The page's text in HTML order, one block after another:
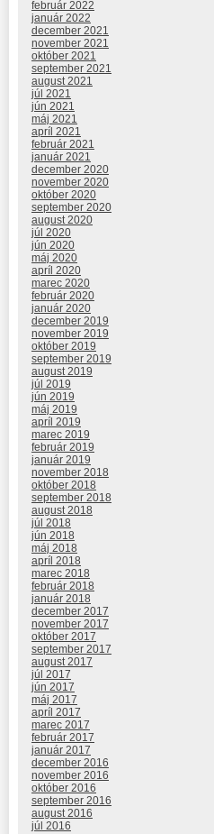
február 2022
január 2022
december 2021
november 2021
október 2021
september 2021
august 2021
júl 2021
jún 2021
máj 2021
apríl 2021
február 2021
január 2021
december 2020
november 2020
október 2020
september 2020
august 2020
júl 2020
jún 2020
máj 2020
apríl 2020
marec 2020
február 2020
január 2020
december 2019
november 2019
október 2019
september 2019
august 2019
júl 2019
jún 2019
máj 2019
apríl 2019
marec 2019
február 2019
január 2019
november 2018
október 2018
september 2018
august 2018
júl 2018
jún 2018
máj 2018
apríl 2018
marec 2018
február 2018
január 2018
december 2017
november 2017
október 2017
september 2017
august 2017
júl 2017
jún 2017
máj 2017
apríl 2017
marec 2017
február 2017
január 2017
december 2016
november 2016
október 2016
september 2016
august 2016
júl 2016